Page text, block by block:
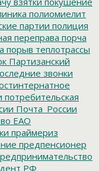
полиомиелит
партии полиция
переправа порча
порыв теплотрассы
Партизанский
звонки
потребительская
Почта_России
ЕАО
праймериз
предпенсионер
РФ